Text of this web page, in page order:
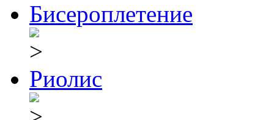
Бисероплетение
Риолис